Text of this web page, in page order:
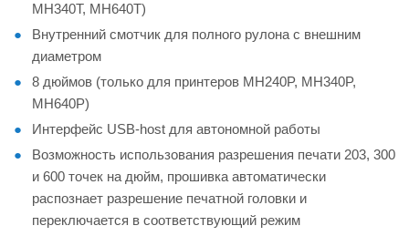
MH340T, MH640T)
Внутренний смотчик для полного рулона с внешним
диаметром
8 дюймов (только для принтеров MH240P, MH340P,
MH640P)
Интерфейс USB-host для автономной работы
Возможность использования разрешения печати 203, 300
и 600 точек на дюйм, прошивка автоматически
распознает разрешение печатной головки и
переключается в соответствующий режим